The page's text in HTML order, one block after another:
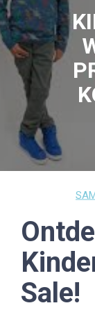
Sale!